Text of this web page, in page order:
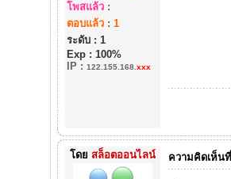
โพสแล้ว:
ตอบแล้ว: 1
ระดับ : 1
Exp : 100%
IP: 122.155.168. xxx
โดย สล็อตออนไลน์ ความคิดเห็น